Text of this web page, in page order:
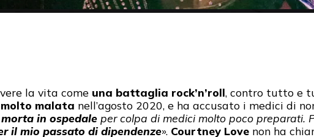
la vita come una battaglia rock’n’roll, contro tutto e
malata nell’agosto 2020, e ha accusato i medici di
in ospedale per colpa di medici molto poco preparati.
il mio passato di dipendenze». Courtney Love non ha